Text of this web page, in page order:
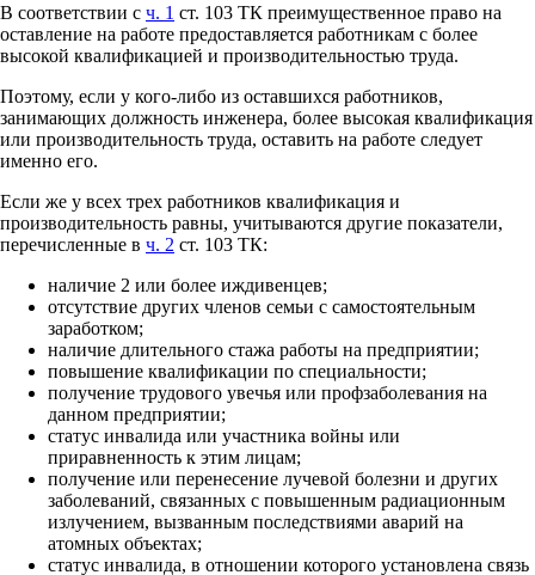
В соответствии с ч. 1 ст. 103 ТК преимущественное право на
оставление на работе предоставляется работникам с более
высокой квалификацией и производительностью труда.
Поэтому, если у кого-либо из оставшихся работников,
занимающих должность инженера, более высокая квалификация
или производительность труда, оставить на работе следует
именно его.
Если же у всех трех работников квалификация и
производительность равны, учитываются другие показатели,
перечисленные в ч. 2 ст. 103 ТК:
наличие 2 или более иждивенцев;
отсутствие других членов семьи с самостоятельным
заработком;
наличие длительного стажа работы на предприятии;
повышение квалификации по специальности;
получение трудового увечья или профзаболевания на
данном предприятии;
статус инвалида или участника войны или
приравненность к этим лицам;
получение или перенесение лучевой болезни и других
заболеваний, связанных с повышенным радиационным
излучением, вызванным последствиями аварий на
атомных объектах;
статус инвалида, в отношении которого установлена связь